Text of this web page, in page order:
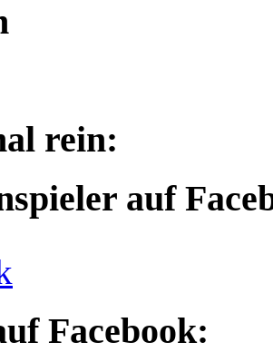
rein:
auf
Facebook: